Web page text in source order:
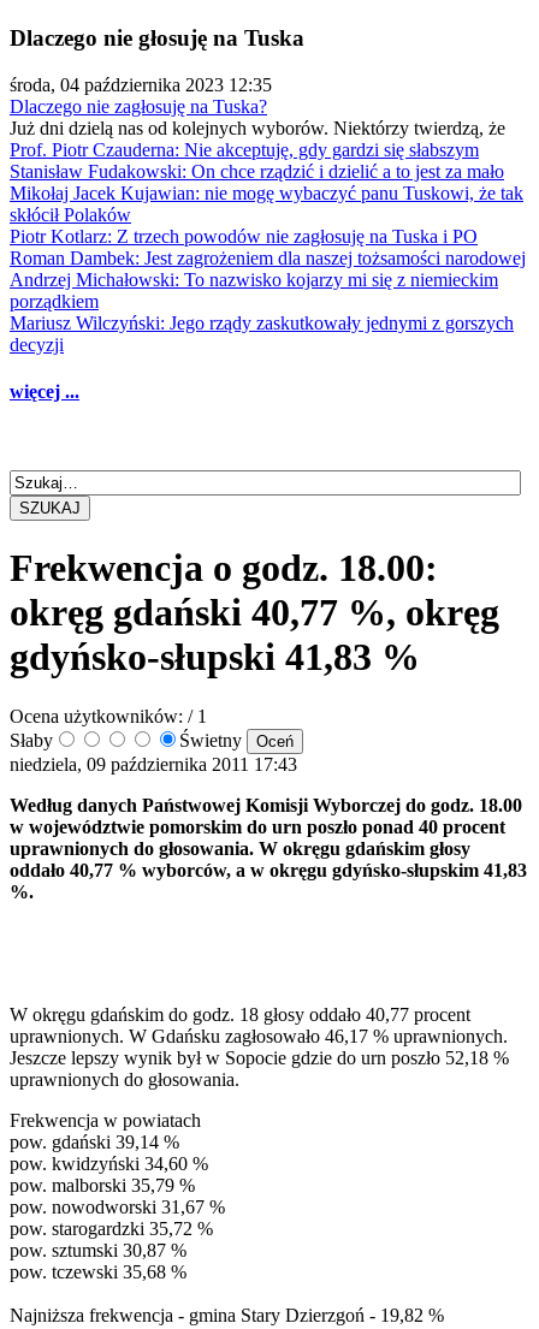
Dlaczego nie głosuję na Tuska
środa, 04 października 2023 12:35
Dlaczego nie zagłosuję na Tuska?
Już dni dzielą nas od kolejnych wyborów. Niektórzy twierdzą, że
Prof. Piotr Czauderna: Nie akceptuję, gdy gardzi się słabszym
Stanisław Fudakowski: On chce rządzić i dzielić a to jest za mało
Mikołaj Jacek Kujawian: nie mogę wybaczyć panu Tuskowi, że tak
skłócił Polaków
Piotr Kotlarz: Z trzech powodów nie zagłosuję na Tuska i PO
Roman Dambek: Jest zagrożeniem dla naszej tożsamości narodowej
Andrzej Michałowski: To nazwisko kojarzy mi się z niemieckim
porządkiem
Mariusz Wilczyński: Jego rządy zaskutkowały jednymi z gorszych
decyzji
więcej ...
SZUKAJ
Frekwencja o godz. 18.00:
okręg gdański 40,77 %, okręg
gdyńsko-słupski 41,83 %
Ocena użytkowników: / 1
Słaby
Świetny
niedziela, 09 października 2011 17:43
Według danych Państwowej Komisji Wyborczej do godz. 18.00
w województwie pomorskim do urn poszło ponad 40 procent
uprawnionych do głosowania. W okręgu gdańskim głosy
oddało 40,77 % wyborców, a w okręgu gdyńsko-słupskim 41,83
%.
W okręgu gdańskim do godz. 18 głosy oddało 40,77 procent
uprawnionych. W Gdańsku zagłosowało 46,17 % uprawnionych.
Jeszcze lepszy wynik był w Sopocie gdzie do urn poszło 52,18 %
uprawnionych do głosowania.
Frekwencja w powiatach
pow. gdański 39,14 %
pow. kwidzyński 34,60 %
pow. malborski 35,79 %
pow. nowodworski 31,67 %
pow. starogardzki 35,72 %
pow. sztumski 30,87 %
pow. tczewski 35,68 %
Najniższa frekwencja - gmina Stary Dzierzgoń - 19,82 %